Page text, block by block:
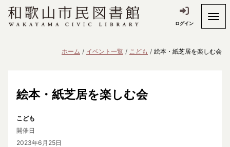
ログイン
ホーム イベント一覧 こども 絵本・紙芝居を楽しむ会
絵本・紙芝居を楽しむ会
こども
開催日
2023年6月25日